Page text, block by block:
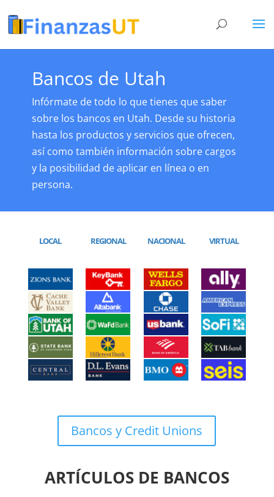
Bancos de Utah
Infórmate de todo lo que tienes que saber
sobre los bancos en Utah. Desde su historia
hasta los productos y servicios que ofrecen,
así como también información sobre cargos
y la posibilidad de aplicar en línea o en
persona.
LOCAL REGIONAL NACIONAL VIRTUAL
Bancos y Credit Unions
ARTÍCULOS DE BANCOS